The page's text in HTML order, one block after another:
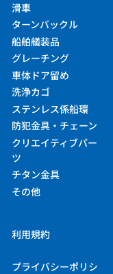
滑車
ターンバックル
船舶艤装品
グレーチング
車体ドア留め
洗浄カゴ
ステンレス係船環
防犯金具・チェーン
クリエイティブパー
ツ
チタン金具
その他
利用規約
プライバシーポリシ